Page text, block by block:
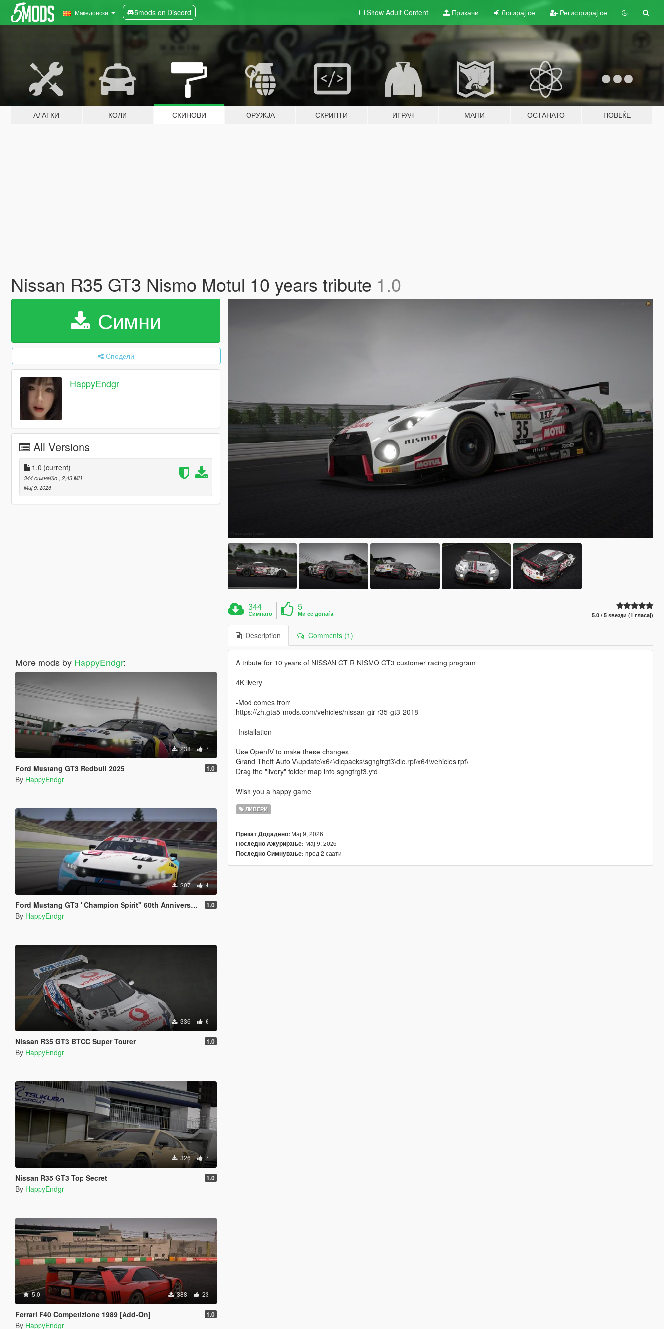
Македонски 5mods on Discord Show Adult Content Прикачи Логирај се Регистрирај се
АЛАТКИ КОЛИ СКИНОВИ ОРУЖЈА СКРИПТИ ИГРАЧ МАПИ ОСТАНАТО ПОВЕЌЕ
Nissan R35 GT3 Nismo Motul 10 years tribute 1.0
Симни
Сподели
HappyEndgr
All Versions
1.0 (current)
344 симнато , 2,43 MB
Мај 9, 2026
More mods by HappyEndgr:
238 7
Ford Mustang GT3 Redbull 2025 1.0
By HappyEndgr
207 4
Ford Mustang GT3 "Champion Spirit" 60th Anniversary 1.0
By HappyEndgr
336 6
Nissan R35 GT3 BTCC Super Tourer 1.0
By HappyEndgr
326 7
Nissan R35 GT3 Top Secret 1.0
By HappyEndgr
5.0 388 23
Ferrari F40 Competizione 1989 [Add-On] 1.0
By HappyEndgr
344
Симнато
5
Ми се допаѓа 5.0 / 5 ѕвезди (1 гласај)
Description Comments (1)
A tribute for 10 years of NISSAN GT-R NISMO GT3 customer racing program
4K livery
-Mod comes from
https://zh.gta5-mods.com/vehicles/nissan-gtr-r35-gt3-2018
-Installation
Use OpenIV to make these changes
Grand Theft Auto V\update\x64\dlcpacks\sgngtrgt3\dlc.rpf\x64\vehicles.rpf\
Drag the "livery" folder map into sgngtrgt3.ytd
Wish you a happy game
ЛИВЕРИ
Првпат Додадено: Мај 9, 2026
Последно Ажурирање: Мај 9, 2026
Последно Симнување: пред 2 саати